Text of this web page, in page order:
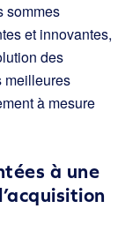
sommes
et innovantes,
des
meilleures
à mesure
à une